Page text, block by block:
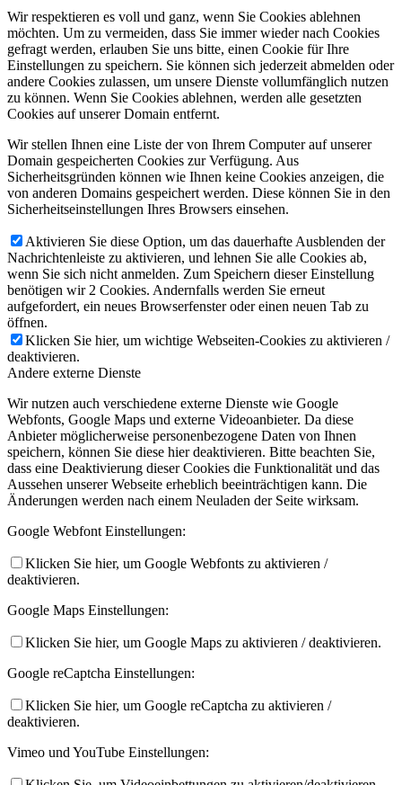
Wir respektieren es voll und ganz, wenn Sie Cookies ablehnen
möchten. Um zu vermeiden, dass Sie immer wieder nach Cookies
gefragt werden, erlauben Sie uns bitte, einen Cookie für Ihre
Einstellungen zu speichern. Sie können sich jederzeit abmelden oder
andere Cookies zulassen, um unsere Dienste vollumfänglich nutzen
zu können. Wenn Sie Cookies ablehnen, werden alle gesetzten
Cookies auf unserer Domain entfernt.
Wir stellen Ihnen eine Liste der von Ihrem Computer auf unserer
Domain gespeicherten Cookies zur Verfügung. Aus
Sicherheitsgründen können wie Ihnen keine Cookies anzeigen, die
von anderen Domains gespeichert werden. Diese können Sie in den
Sicherheitseinstellungen Ihres Browsers einsehen.
Aktivieren Sie diese Option, um das dauerhafte Ausblenden der
Nachrichtenleiste zu aktivieren, und lehnen Sie alle Cookies ab,
wenn Sie sich nicht anmelden. Zum Speichern dieser Einstellung
benötigen wir 2 Cookies. Andernfalls werden Sie erneut
aufgefordert, ein neues Browserfenster oder einen neuen Tab zu
öffnen.
Klicken Sie hier, um wichtige Webseiten-Cookies zu aktivieren /
deaktivieren.
Andere externe Dienste
Wir nutzen auch verschiedene externe Dienste wie Google
Webfonts, Google Maps und externe Videoanbieter. Da diese
Anbieter möglicherweise personenbezogene Daten von Ihnen
speichern, können Sie diese hier deaktivieren. Bitte beachten Sie,
dass eine Deaktivierung dieser Cookies die Funktionalität und das
Aussehen unserer Webseite erheblich beeinträchtigen kann. Die
Änderungen werden nach einem Neuladen der Seite wirksam.
Google Webfont Einstellungen:
Klicken Sie hier, um Google Webfonts zu aktivieren /
deaktivieren.
Google Maps Einstellungen:
Klicken Sie hier, um Google Maps zu aktivieren / deaktivieren.
Google reCaptcha Einstellungen:
Klicken Sie hier, um Google reCaptcha zu aktivieren /
deaktivieren.
Vimeo und YouTube Einstellungen: